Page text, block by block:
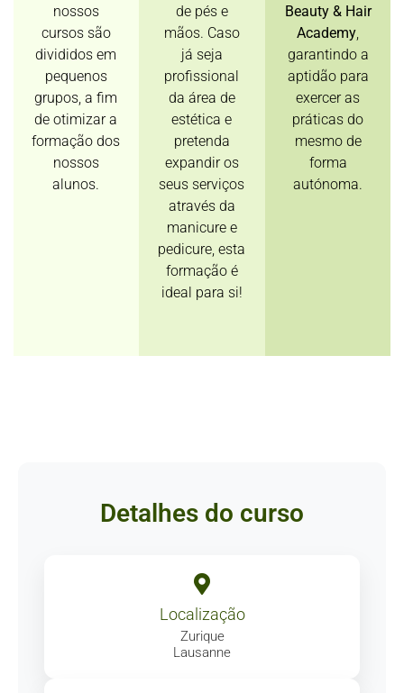
nossos
cursos são
divididos em
pequenos
grupos, a fim
de otimizar a
formação dos
nossos
alunos.
de pés e
mãos. Caso
já seja
profissional
da área de
estética e
pretenda
expandir os
seus serviços
através da
manicure e
pedicure, esta
formação é
ideal para si!
Beauty & Hair
Academy,
garantindo a
aptidão para
exercer as
práticas do
mesmo de
forma
autónoma.
Detalhes do curso
Localização
Zurique
Lausanne